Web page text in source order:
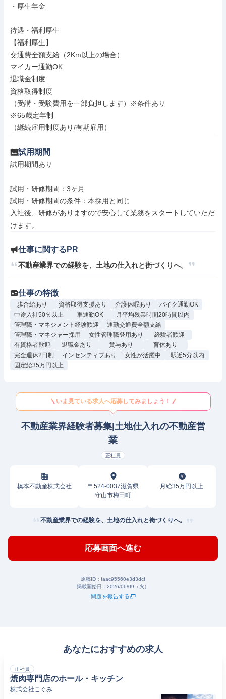
・厚生年金
待遇・福利厚生
【福利厚生】
交通費全額支給（2Km以上の場合）
マイカー通勤OK
退職金制度
資格取得制度
（受講・受験費用を一部負担します）※条件あり
※65歳定年制
（継続雇用制度あり/有期雇用）
試用期間
試用期間あり
試用・研修期間：3ヶ月
試用・研修期間の条件：本採用と同じ
入社後、研修がありますので安心して業務をスタートしていただ
仕事に関するPR
不動産業界での経験を、土地の仕入れと街づくりへ。
仕事の特徴
歩合給あり 資格取得支援あり 介護休暇あり
バイク通勤OK
中途入社50％以上
車通勤OK
月平均残業時間20時間以内
管理職・マネジメント経験歓迎
通勤交通費全額支給
管理職・マネジャー採用
女性管理職登用あり
経験者歓迎
有資格者歓迎
退職金あり 賞与あり
育休あり
完全週休2日制
インセンティブあり 女性が活躍中
駅近5分以内
固定給35万円以上
いま見ている求人へ応募してみましょう！
不動産業界経験者募集|土地仕入れの不動産営
業
正社員
橋本不動産株式会社
〒524-0037滋賀県
守山市梅田町
月給35万円以上
不動産業界での経験を、土地の仕入れと街づくりへ。
応募画面へ進む
原稿ID： faac95560e3d3dcf
掲載開始日： 2026/06/09（火）
問題を報告する
あなたにおすすめの求人
正社員
焼肉専門店のホール・キッチン
株式会社こぐみ